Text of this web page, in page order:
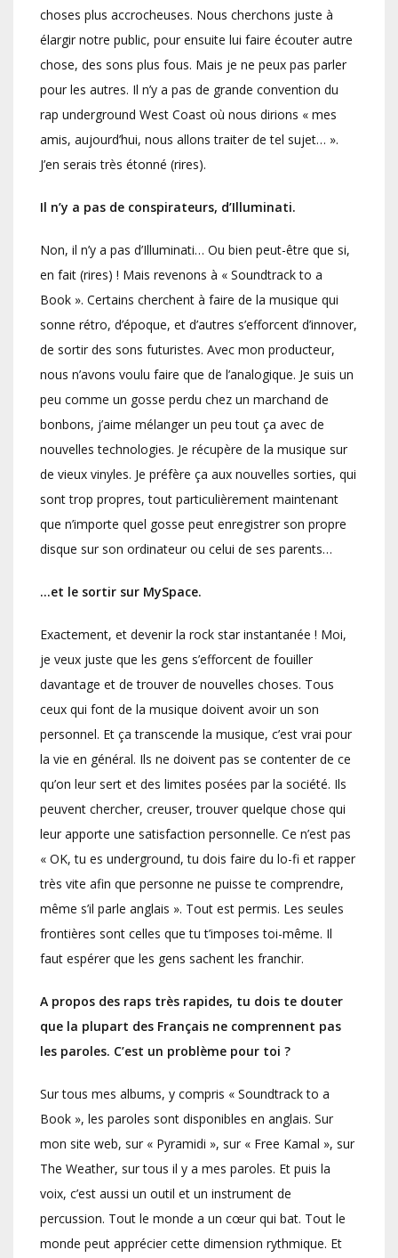
choses plus accrocheuses. Nous cherchons juste à
élargir notre public, pour ensuite lui faire écouter autre
chose, des sons plus fous. Mais je ne peux pas parler
pour les autres. Il n’y a pas de grande convention du
rap underground West Coast où nous dirions « mes
amis, aujourd’hui, nous allons traiter de tel sujet… ».
J’en serais très étonné (rires).
Il n’y a pas de conspirateurs, d’Illuminati.
Non, il n’y a pas d’Illuminati… Ou bien peut-être que si,
en fait (rires) ! Mais revenons à « Soundtrack to a
Book ». Certains cherchent à faire de la musique qui
sonne rétro, d’époque, et d’autres s’efforcent d’innover,
de sortir des sons futuristes. Avec mon producteur,
nous n’avons voulu faire que de l’analogique. Je suis un
peu comme un gosse perdu chez un marchand de
bonbons, j’aime mélanger un peu tout ça avec de
nouvelles technologies. Je récupère de la musique sur
de vieux vinyles. Je préfère ça aux nouvelles sorties, qui
sont trop propres, tout particulièrement maintenant
que n’importe quel gosse peut enregistrer son propre
disque sur son ordinateur ou celui de ses parents…
…et le sortir sur MySpace.
Exactement, et devenir la rock star instantanée ! Moi,
je veux juste que les gens s’efforcent de fouiller
davantage et de trouver de nouvelles choses. Tous
ceux qui font de la musique doivent avoir un son
personnel. Et ça transcende la musique, c’est vrai pour
la vie en général. Ils ne doivent pas se contenter de ce
qu’on leur sert et des limites posées par la société. Ils
peuvent chercher, creuser, trouver quelque chose qui
leur apporte une satisfaction personnelle. Ce n’est pas
« OK, tu es underground, tu dois faire du lo-fi et rapper
très vite afin que personne ne puisse te comprendre,
même s’il parle anglais ». Tout est permis. Les seules
frontières sont celles que tu t’imposes toi-même. Il
faut espérer que les gens sachent les franchir.
A propos des raps très rapides, tu dois te douter
que la plupart des Français ne comprennent pas
les paroles. C’est un problème pour toi ?
Sur tous mes albums, y compris « Soundtrack to a
Book », les paroles sont disponibles en anglais. Sur
mon site web, sur « Pyramidi », sur « Free Kamal », sur
The Weather, sur tous il y a mes paroles. Et puis la
voix, c’est aussi un outil et un instrument de
percussion. Tout le monde a un cœur qui bat. Tout le
monde peut apprécier cette dimension rythmique. Et